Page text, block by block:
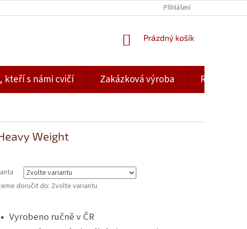
Přihlášení
NÁKUPNÍ
Prázdný košík
kteří s námi cvičí Zakázková výroba Rady a tipy
Weight
doručit do: Zvolte variantu
Vyrobeno ručně v ČR